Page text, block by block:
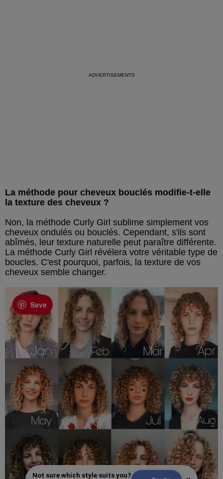
La méthode pour cheveux bouclés modifie-t-elle
la texture des cheveux ?
Non, la méthode Curly Girl sublime simplement vos
cheveux ondulés ou bouclés. Cependant, s'ils sont
abîmés, leur texture naturelle peut paraître différente.
La méthode Curly Girl révélera votre véritable type de
boucles. C'est pourquoi, parfois, la texture de vos
cheveux semble changer.
Save
Not sure which style suits you?